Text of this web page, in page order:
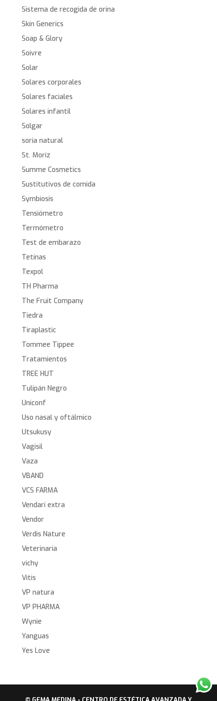
Sistema de recogida de orina
Skin Generics
Soap & Glory
Soivre
Solar
Solares corporales
Solares faciales
Solares infantil
Solgar
soria natural
St. Moriz
Summe Cosmetics
Sustitutivos de comida
Symbiosis
Tensiómetro
Termómetro
Test de embarazo
Tetinas
Texpol
TH Pharma
The Fruit Company
Tiedra
Tiraplastic
Tommee Tippee
Tratamientos
TREE HUT
Tulipán Negro
Uniconf
Uso nasal y oftálmico
Utsukusy
Vagisil
Vaza
VBAND
VCS FARMA
Vendarí extra
Vendor
Verdis Nature
Veterinaria
vichy
Vitis
VP natura
VP PHARMA
Wynie
Yanguas
Yes Love